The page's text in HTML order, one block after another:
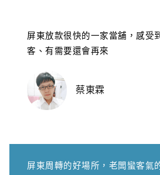
屏東放款很快的一家當舖，感受
客、有需要還會再來
蔡東霖
屏東周轉的好場所，老闆蠻客氣